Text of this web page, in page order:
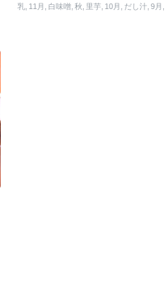
乳
11月 白味噌 秋 里芋 10月 だし汁 9月